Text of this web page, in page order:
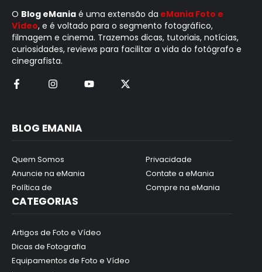
O Blog eMania é uma extensão da eMania Foto e
Vídeo, e é voltado para o segmento fotográfico,
filmagem e cinema. Trazemos dicas, tutoriais, notícias,
curiosidades, reviews para facilitar a vida do fotógrafo e
cinegrafista.
BLOG EMANIA
Quem Somos
Anuncie na eMania
Política de
Privacidade
Contate a eMania
Compre na eMania
CATEGORIAS
Artigos de Foto e Vídeo
Dicas de Fotografia
Equipamentos de Foto e Vídeo